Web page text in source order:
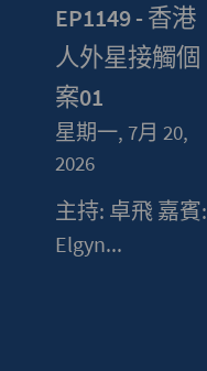
EP1149 - 香港
人外星接觸個
案01
星期一, 7月 20,
2026
主持: 卓飛 嘉賓:
Elgyn...